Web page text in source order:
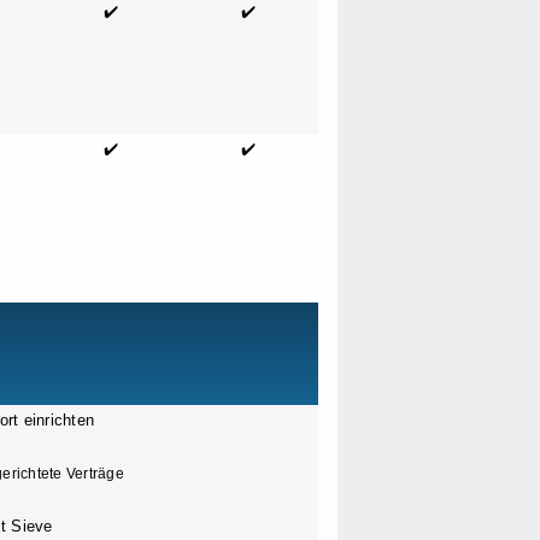
✔️ ✔️
✔️ ✔️
einrichten
Verträge
Sieve